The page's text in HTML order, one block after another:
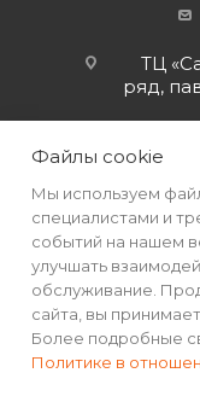
ТЦ
ряд,
2026 © Интернет-
Файлы cookie
Мы используем
специалистами и
событий на нашем
улучшать
обслуживание.
сайта, вы
Более подробные
Политике в